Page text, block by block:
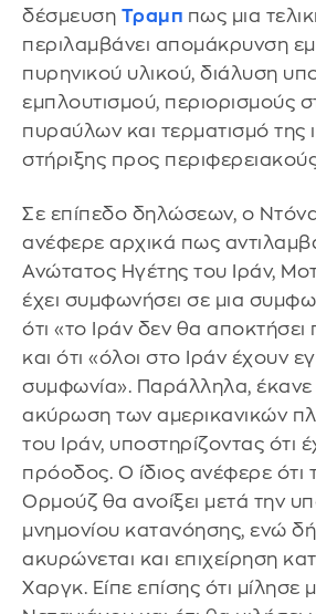
δέσμευση Τραμπ πως μια
περιλαμβάνει απομάκρυνση
πυρηνικού υλικού, διάλυση
εμπλουτισμού, περιορισμούς
πυραύλων και τερματισμό της
στήριξης προς
Σε επίπεδο δηλώσεων, ο
ανέφερε αρχικά πως
Ανώτατος Ηγέτης του Ιράν,
έχει συμφωνήσει σε μια
ότι «το Ιράν δεν θα
και ότι «όλοι στο Ιράν έχουν
συμφωνία». Παράλληλα, έκανε
ακύρωση των αμερικανικών
του Ιράν, υποστηρίζοντας ότι
πρόοδος. Ο ίδιος ανέφερε ότι
Ορμούζ θα ανοίξει μετά την
μνημονίου κατανόησης, ενώ
ακυρώνεται και επιχείρηση
Χαργκ. Είπε επίσης ότι μίλησε